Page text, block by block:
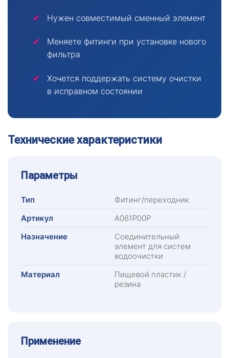
Нужен совместимый сменный элемент
Меняете фитинги при установке нового
фильтра
Хочется поддержать систему очистки
в исправном состоянии
Технические характеристики
Параметры
Тип
Фитинг/переходник
Артикул
А061Р00Р
Назначение
Соединительный
элемент для систем
водоочистки
Материал
Пищевой пластик /
резина
Применение